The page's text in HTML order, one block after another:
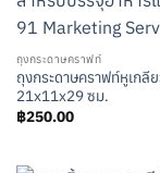
ถุงกระดาษคราฟท์
ถุงกระดาษคราฟท์หูเกลี
21x11x29 ซม.
฿250.00